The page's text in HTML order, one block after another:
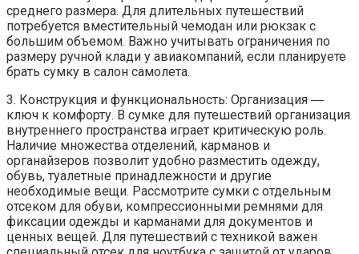
среднего размера. Для длительных путешествий
потребуется вместительный чемодан или рюкзак с
большим объемом. Важно учитывать ограничения по
размеру ручной клади у авиакомпаний, если планируете
брать сумку в салон самолета.
3. Конструкция и функциональность: Организация ―
ключ к комфорту. В сумке для путешествий организация
внутреннего пространства играет критическую роль.
Наличие множества отделений, карманов и
органайзеров позволит удобно разместить одежду,
обувь, туалетные принадлежности и другие
необходимые вещи. Рассмотрите сумки с отдельным
отсеком для обуви, компрессионными ремнями для
фиксации одежды и карманами для документов и
ценных вещей. Для путешествий с техникой важен